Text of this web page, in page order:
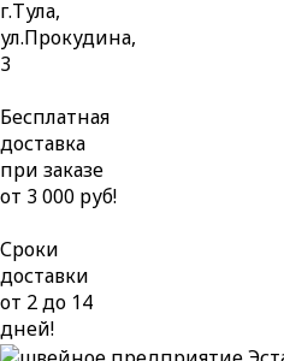
г.Тула,
ул.Прокудина,
3
Бесплатная
доставка
при заказе
от 3 000 руб!
Сроки
доставки
от 2 до 14
дней!